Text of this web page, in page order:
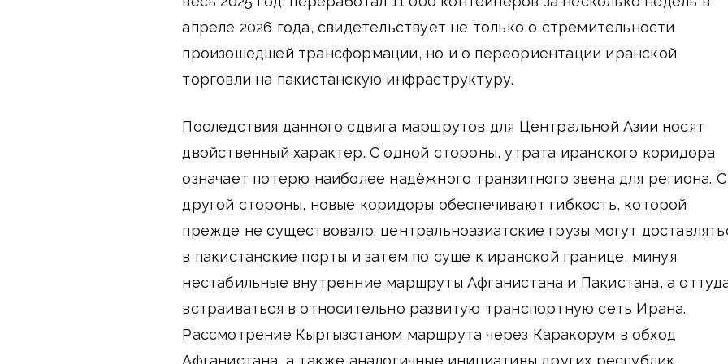
апреле 2026 года, свидетельствует не только о стремительности
произошедшей трансформации, но и о переориентации иранской
торговли на пакистанскую инфраструктуру.
Последствия данного сдвига маршрутов для Центральной Азии носят
двойственный характер. С одной стороны, утрата иранского коридора
означает потерю наиболее надёжного транзитного звена для региона. С
другой стороны, новые коридоры обеспечивают гибкость, которой
прежде не существовало: центральноазиатские грузы могут
в пакистанские порты и затем по суше к иранской границе, минуя
нестабильные внутренние маршруты Афганистана и Пакистана, а
встраиваться в относительно развитую транспортную сеть Ирана.
Рассмотрение Кыргызстаном маршрута через Каракорум в обход
Афганистана, а также аналогичные инициативы других республик